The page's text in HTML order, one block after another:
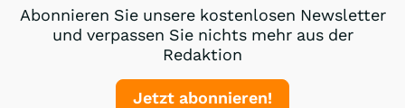
Abonnieren Sie unsere kostenlosen Newsletter
und verpassen Sie nichts mehr aus der
Redaktion
Jetzt abonnieren!